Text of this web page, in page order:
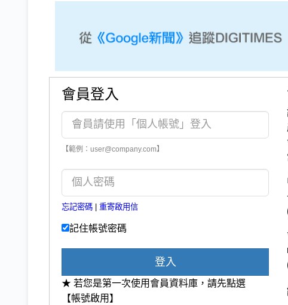
會員登入
【範例：user@company.com】
忘記密碼 重寄啟用信
記住帳號密碼
登入
★ 若您是第一次使用會員資料庫，請先點選
【帳號啟用】